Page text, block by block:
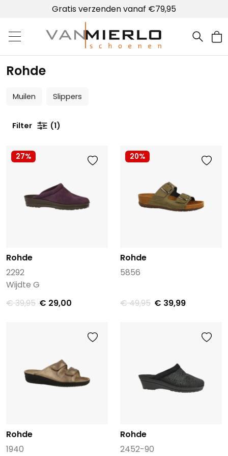
Gratis verzenden vanaf €79,95
Home | Van Mierlo schoenen
Rohde
Muilen Slippers
Filter 1
27%
Rohde
2292
Wijdte G
€ 39,95 € 29,00
20%
Rohde
5856
€ 49,95 € 39,99
Rohde
1940
Rohde
2452-90